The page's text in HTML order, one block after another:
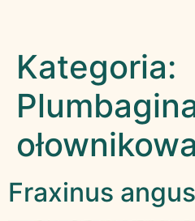
Kategoria:
Fraxinus